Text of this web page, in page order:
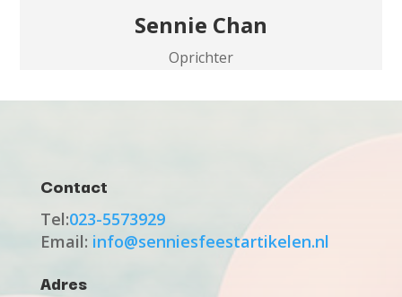
Sennie Chan
Oprichter
Contact
Tel:023-5573929
Email: info@senniesfeestartikelen.nl
Adres